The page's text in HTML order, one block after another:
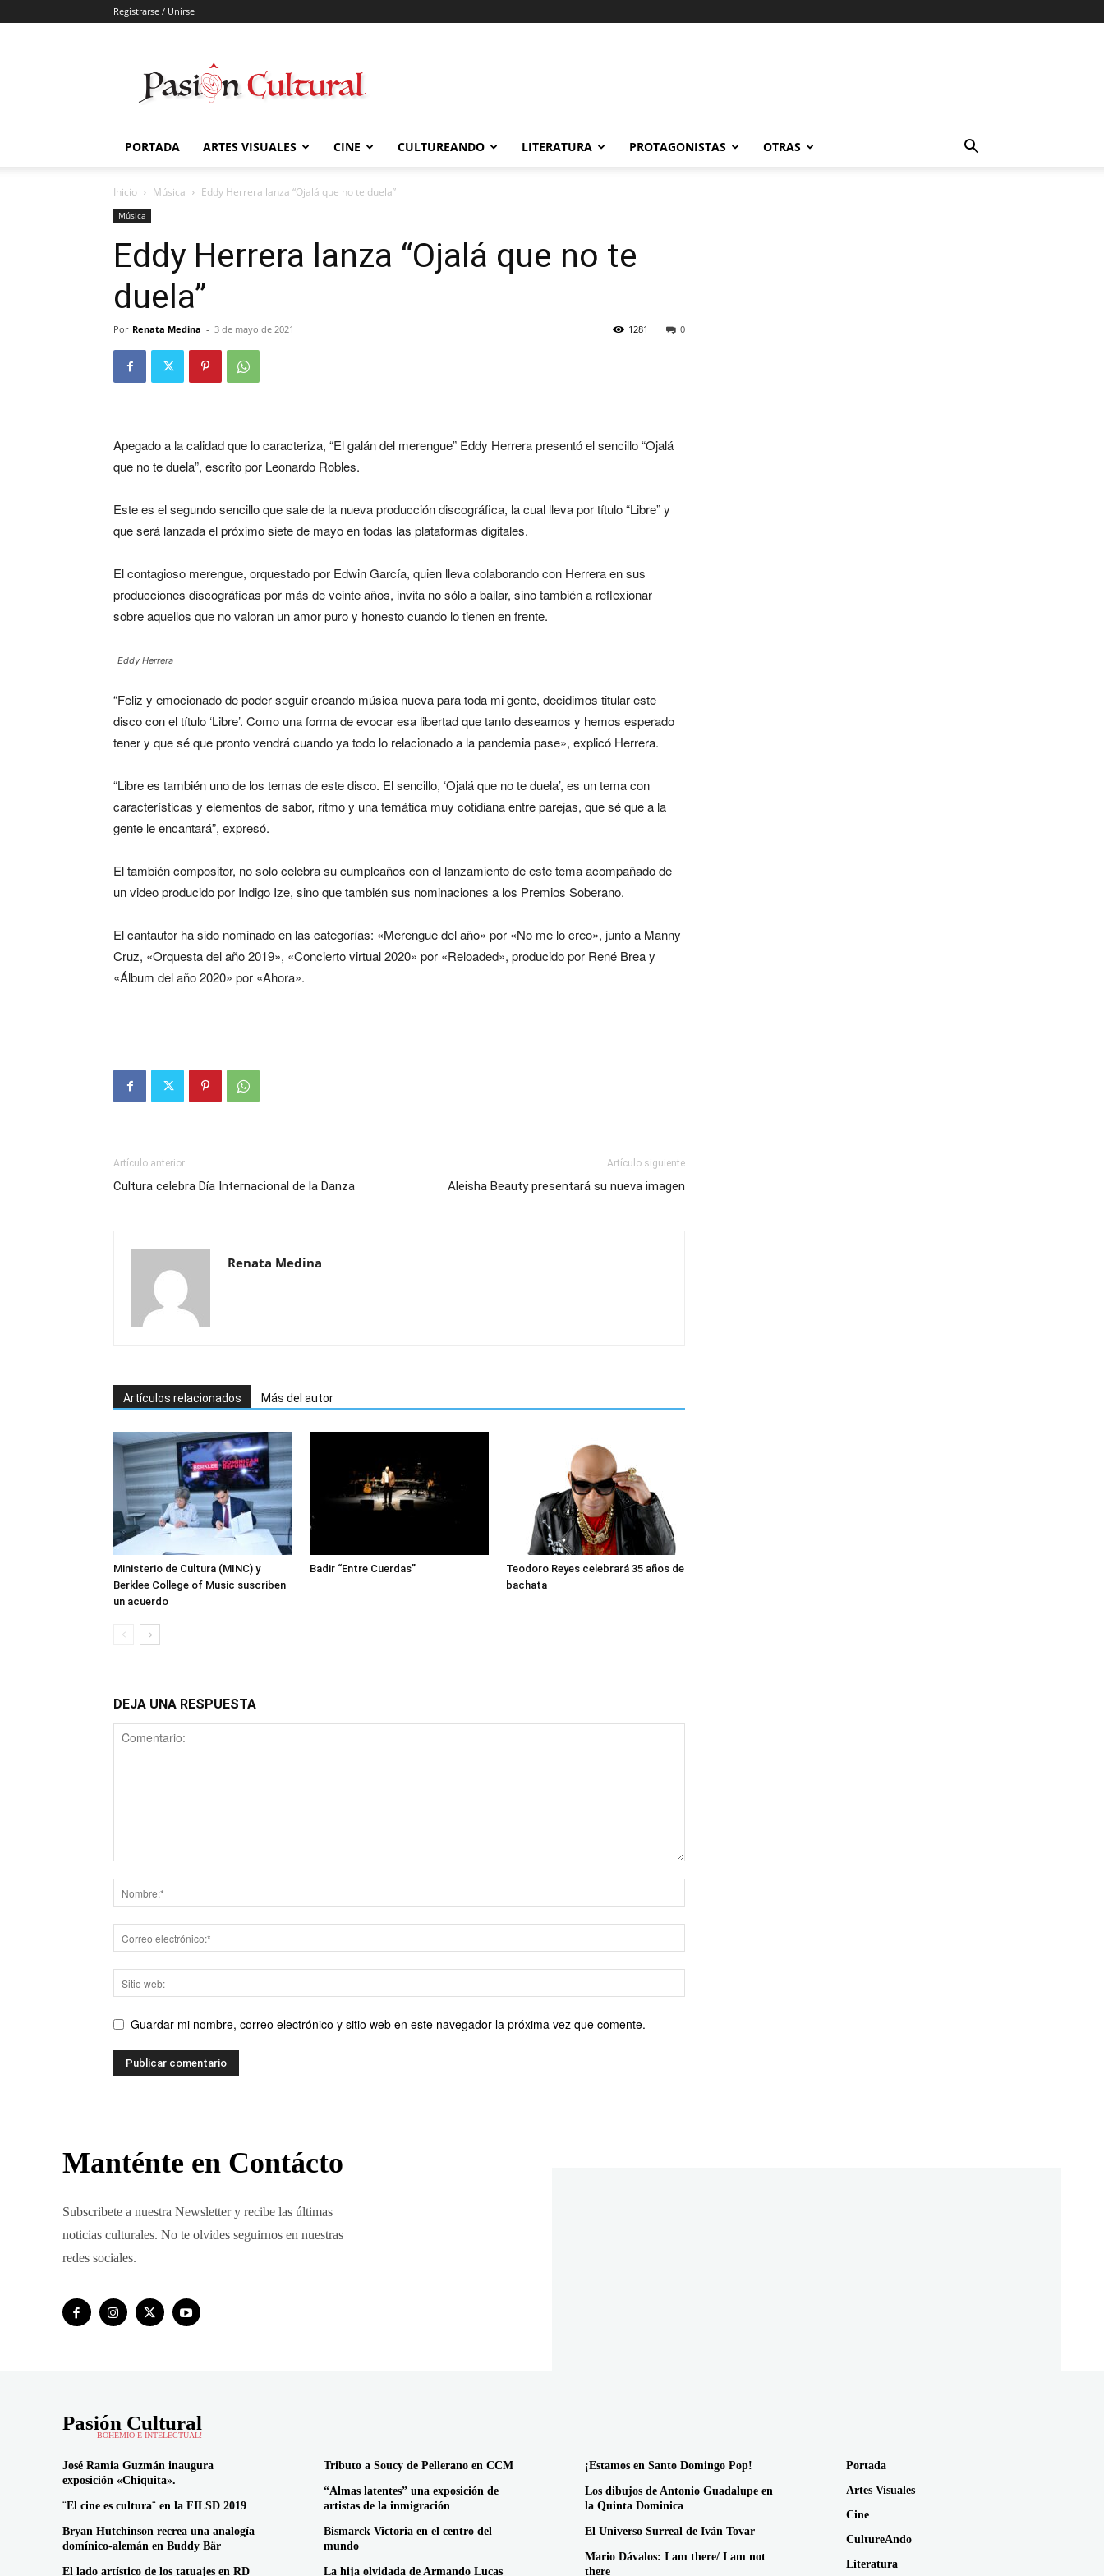
Registrarse / Unirse
Cultural
PORTADA ARTES VISUALES CINE CULTUREANDO LITERATURA PROTAGONISTAS OTRAS
Inicio Música Eddy Herrera lanza “Ojalá que no te duela”
Música
Eddy Herrera lanza “Ojalá que no te
duela”
Por Renata Medina - 3 de mayo de 2021 0
1281
Apegado a la calidad que lo caracteriza, “El galán del merengue” Eddy Herrera presentó el sencillo “Ojalá
que no te duela”, escrito por Leonardo Robles.
Este es el segundo sencillo que sale de la nueva producción discográfica, la cual lleva por título “Libre” y
que será lanzada el próximo siete de mayo en todas las plataformas digitales.
El contagioso merengue, orquestado por Edwin García, quien lleva colaborando con Herrera en sus
producciones discográficas por más de veinte años, invita no sólo a bailar, sino también a reflexionar
sobre aquellos que no valoran un amor puro y honesto cuando lo tienen en frente.
Eddy Herrera
“Feliz y emocionado de poder seguir creando música nueva para toda mi gente, decidimos titular este
disco con el título ‘Libre’. Como una forma de evocar esa libertad que tanto deseamos y hemos esperado
tener y que sé que pronto vendrá cuando ya todo lo relacionado a la pandemia pase», explicó Herrera.
“Libre es también uno de los temas de este disco. El sencillo, ‘Ojalá que no te duela’, es un tema con
características y elementos de sabor, ritmo y una temática muy cotidiana entre parejas, que sé que a la
gente le encantará”, expresó.
El también compositor, no solo celebra su cumpleaños con el lanzamiento de este tema acompañado de
un video producido por Indigo Ize, sino que también sus nominaciones a los Premios Soberano.
El cantautor ha sido nominado en las categorías: «Merengue del año» por «No me lo creo», junto a Manny
Cruz, «Orquesta del año 2019», «Concierto virtual 2020» por «Reloaded», producido por René Brea y
«Álbum del año 2020» por «Ahora».
Artículo anterior
Cultura celebra Día Internacional de la Danza
Artículo siguiente
Aleisha Beauty presentará su nueva imagen
Renata Medina
Artículos relacionados Más del autor
Ministerio de Cultura (MINC) y
Berklee College of Music suscriben
un acuerdo
Badir “Entre Cuerdas”
Teodoro Reyes celebrará 35 años de
bachata
DEJA UNA RESPUESTA
Guardar mi nombre, correo electrónico y sitio web en este navegador la próxima vez que comente.
Manténte en Contácto
Subscribete a nuestra Newsletter y recibe las últimas
noticias culturales. No te olvides seguirnos en nuestras
redes sociales.
Pasión Cultural
BOHEMIO E INTELECTUAL!
José Ramia Guzmán inaugura
exposición «Chiquita».
¨El cine es cultura¨ en la FILSD 2019
Bryan Hutchinson recrea una analogía
domínico-alemán en Buddy Bär
El lado artístico de los tatuajes en RD
Tributo a Soucy de Pellerano en CCM
“Almas latentes” una exposición de
artistas de la inmigración
Bismarck Victoria en el centro del
mundo
La hija olvidada de Armando Lucas
¡Estamos en Santo Domingo Pop!
Los dibujos de Antonio Guadalupe en
la Quinta Dominica
El Universo Surreal de Iván Tovar
Mario Dávalos: I am there/ I am not
there
Portada
Artes Visuales
Cine
CultureAndo
Literatura